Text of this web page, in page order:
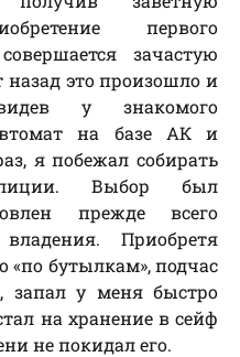
первого
зачастую
это произошло и
у знакомого
на базе АК и
я побежал собирать
Выбор был
прежде всего
Приобретя
«по бутылкам», подчас
запал у меня быстро
на хранение в сейф
не покидал его.